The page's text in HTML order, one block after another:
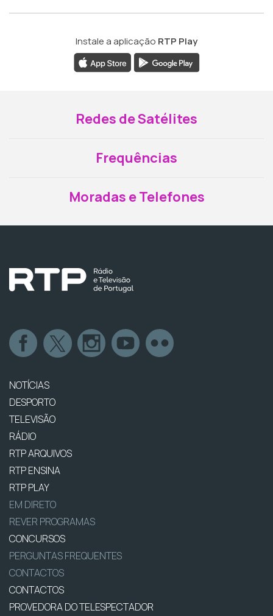
Instale a aplicação RTP Play
Redes de Satélites
Frequências
Moradas e Telefones
NOTÍCIAS
DESPORTO
TELEVISÃO
RÁDIO
RTP ARQUIVOS
RTP ENSINA
RTP PLAY
EM DIRETO
REVER PROGRAMAS
CONCURSOS
PERGUNTAS FREQUENTES
CONTACTOS
CONTACTOS
PROVEDORA DO TELESPECTADOR